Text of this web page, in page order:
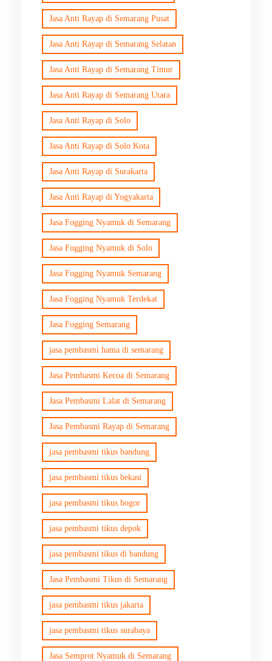
Jasa Anti Rayap di Semarang Pusat
Jasa Anti Rayap di Semarang Selatan
Jasa Anti Rayap di Semarang Timur
Jasa Anti Rayap di Semarang Utara
Jasa Anti Rayap di Solo
Jasa Anti Rayap di Solo Kota
Jasa Anti Rayap di Surakarta
Jasa Anti Rayap di Yogyakarta
Jasa Fogging Nyamuk di Semarang
Jasa Fogging Nyamuk di Solo
Jasa Fogging Nyamuk Semarang
Jasa Fogging Nyamuk Terdekat
Jasa Fogging Semarang
jasa pembasmi hama di semarang
Jasa Pembasmi Kecoa di Semarang
Jasa Pembasmi Lalat di Semarang
Jasa Pembasmi Rayap di Semarang
jasa pembasmi tikus bandung
jasa pembasmi tikus bekasi
jasa pembasmi tikus bogor
jasa pembasmi tikus depok
jasa pembasmi tikus di bandung
Jasa Pembasmi Tikus di Semarang
jasa pembasmi tikus jakarta
jasa pembasmi tikus surabaya
Jasa Semprot Nyamuk di Semarang